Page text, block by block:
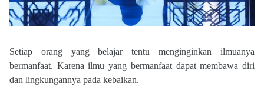
Setiap orang yang belajar tentu menginginkan ilmuanya
bermanfaat. Karena ilmu yang bermanfaat dapat membawa diri
dan lingkungannya pada kebaikan.